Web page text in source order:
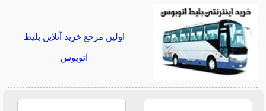
اولین مرجع خرید آنلاین بلیط
اتوبوس